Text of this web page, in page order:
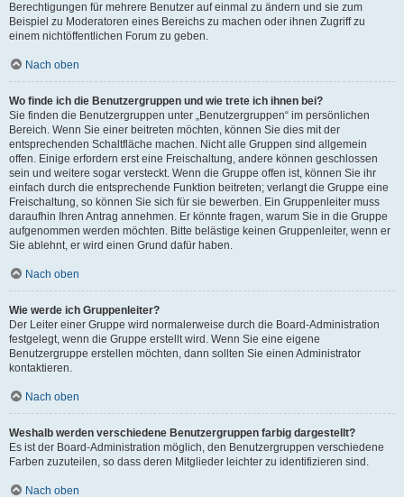
Berechtigungen für mehrere Benutzer auf einmal zu ändern und sie zum
Beispiel zu Moderatoren eines Bereichs zu machen oder ihnen Zugriff zu
einem nichtöffentlichen Forum zu geben.
Nach oben
Wo finde ich die Benutzergruppen und wie trete ich ihnen bei?
Sie finden die Benutzergruppen unter „Benutzergruppen“ im persönlichen
Bereich. Wenn Sie einer beitreten möchten, können Sie dies mit der
entsprechenden Schaltfläche machen. Nicht alle Gruppen sind allgemein
offen. Einige erfordern erst eine Freischaltung, andere können geschlossen
sein und weitere sogar versteckt. Wenn die Gruppe offen ist, können Sie ihr
einfach durch die entsprechende Funktion beitreten; verlangt die Gruppe eine
Freischaltung, so können Sie sich für sie bewerben. Ein Gruppenleiter muss
daraufhin Ihren Antrag annehmen. Er könnte fragen, warum Sie in die Gruppe
aufgenommen werden möchten. Bitte belästige keinen Gruppenleiter, wenn er
Sie ablehnt, er wird einen Grund dafür haben.
Nach oben
Wie werde ich Gruppenleiter?
Der Leiter einer Gruppe wird normalerweise durch die Board-Administration
festgelegt, wenn die Gruppe erstellt wird. Wenn Sie eine eigene
Benutzergruppe erstellen möchten, dann sollten Sie einen Administrator
kontaktieren.
Nach oben
Weshalb werden verschiedene Benutzergruppen farbig dargestellt?
Es ist der Board-Administration möglich, den Benutzergruppen verschiedene
Farben zuzuteilen, so dass deren Mitglieder leichter zu identifizieren sind.
Nach oben